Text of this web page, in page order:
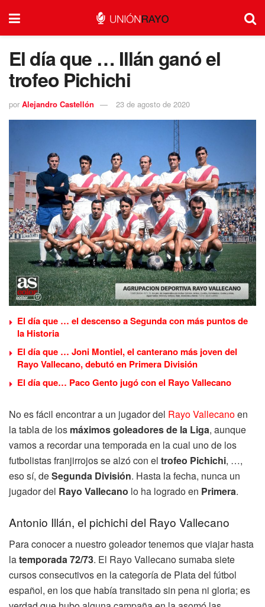
El día que … Illán ganó el
trofeo Pichichi
por Alejandro Castellón 23 de agosto de 2020
El día que … el descenso a Segunda con más puntos de
la Historia
El día que … Joni Montiel, el canterano más joven del
Rayo Vallecano, debutó en Primera División
El día que… Paco Gento jugó con el Rayo Vallecano
No es fácil encontrar a un jugador del Rayo Vallecanoen
la tabla de los máximos goleadores de la Liga, aunque
vamos a recordar una temporada en la cual uno de los
futbolistas franjirrojos se alzó con el trofeo Pichichi, …,
eso sí, deSegunda División. Hasta la fecha, nunca un
jugador del Rayo Vallecano lo ha logrado en Primera.
Antonio Illán, el pichichi del Rayo Vallecano
Para conocer a nuestro goleador tenemos que viajar hasta
latemporada 72/73. El Rayo Vallecano sumaba siete
cursos consecutivos en la categoría de Plata del fútbol
español, en los que había transitado sin pena ni gloria; es